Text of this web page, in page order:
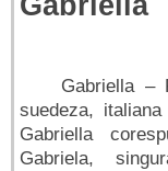
Gabriella –
suedeza,
Gabriella
Gabriela,